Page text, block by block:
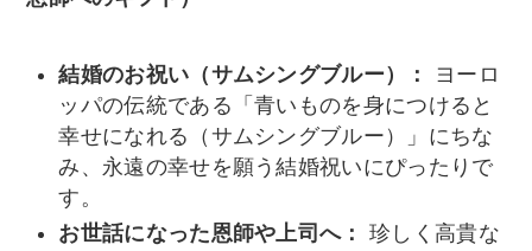
結婚のお祝い（サムシングブルー）：
ヨーロ
ッパの伝統である「青いものを身につけると
幸せになれる（サムシングブルー）」にちな
み、永遠の幸せを願う結婚祝いにぴったりで
す。
お世話になった恩師や上司へ：
珍しく高貴な